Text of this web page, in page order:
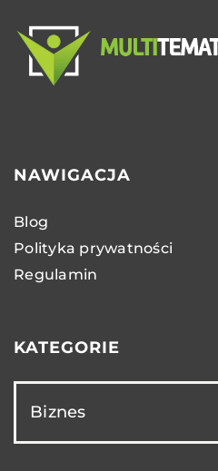
NAWIGACJA
Blog
Polityka prywatności
Regulamin
KATEGORIE
Biznes